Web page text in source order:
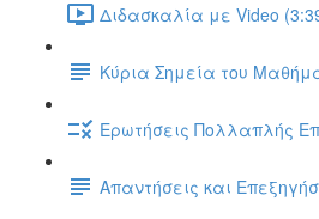
Διδασκαλία με Video
Κύρια Σημεία του
Ερωτήσεις Πολλαπλής
Απαντήσεις και